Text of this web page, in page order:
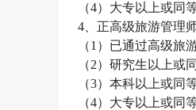
（4）大专以上或同
4 、正高级旅游管理
（1 ）已通过高级旅
（2）研究生以上或
（3）本科以上或同
（4）大专以上或同